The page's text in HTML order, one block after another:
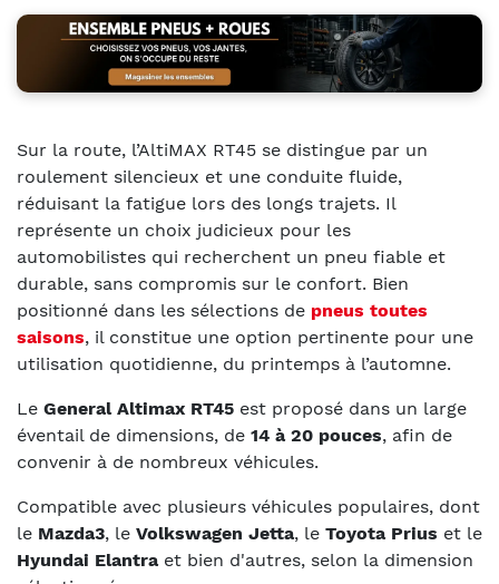
Sur la route, l’AltiMAX RT45 se distingue par un
roulement silencieux et une conduite fluide,
réduisant la fatigue lors des longs trajets. Il
représente un choix judicieux pour les
automobilistes qui recherchent un pneu fiable et
durable, sans compromis sur le confort. Bien
positionné dans les sélections de pneus toutes
saisons, il constitue une option pertinente pour une
utilisation quotidienne, du printemps à l’automne.
Le General Altimax RT45 est proposé dans un large
éventail de dimensions, de 14 à 20 pouces, afin de
convenir à de nombreux véhicules.
Compatible avec plusieurs véhicules populaires, dont
le Mazda3, le Volkswagen Jetta, le Toyota Prius et le
Hyundai Elantraet bien d'autres, selon la dimension